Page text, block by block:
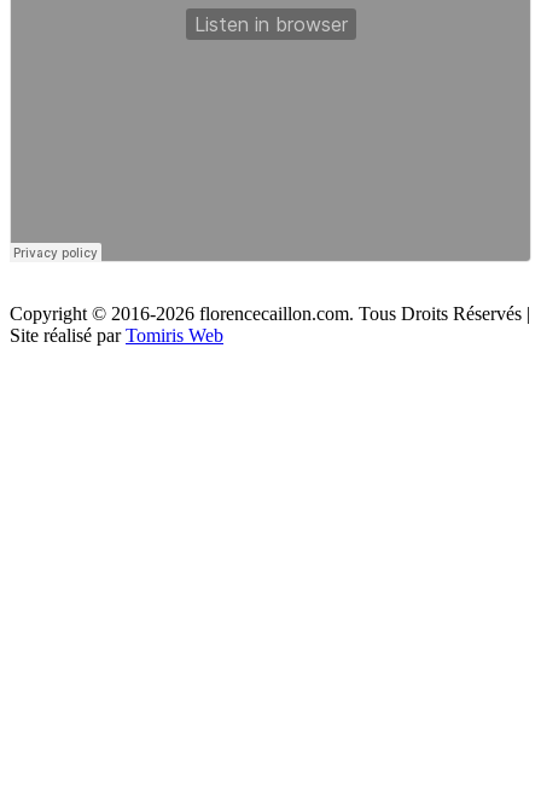
Copyright © 2016-2026 florencecaillon.com. Tous Droits Réservés |
Site réalisé parTomiris Web